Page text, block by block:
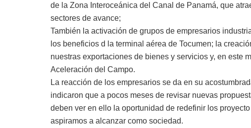
de la Zona Interoceánica del Canal de Panamá, que
sectores de avance;
También la activación de grupos de empresarios
los beneficios d la terminal aérea de Tocumen; la
nuestras exportaciones de bienes y servicios y, en este
Aceleración del Campo.
La reacción de los empresarios se da en su
indicaron que a pocos meses de revisar nuevas
deben ver en ello la oportunidad de redefinir los
aspiramos a alcanzar como sociedad.